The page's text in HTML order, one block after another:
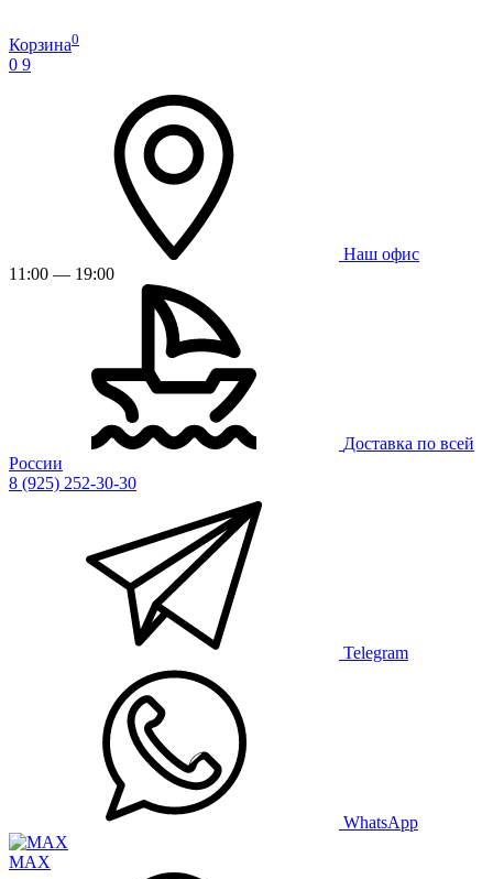
Корзина0
0 9
Наш офис
11:00 — 19:00
Доставка по всей
России
8 (925) 252-30-30
Telegram
WhatsApp
MAX